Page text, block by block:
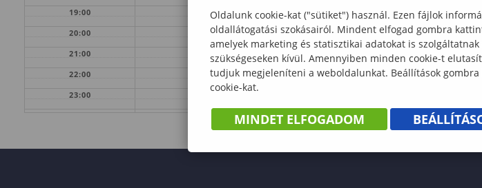
19:00
20:00
21:00
22:00
23:00
Oldalunk cookie-kat ("sütiket") használ. Ezen fájlok
oldallátogatási szokásairól. Mindent elfogad gombra
amelyek marketing és statisztikai adatokat is
szükségeseken kívül. Amennyiben minden cookie-t
tudjuk megjeleníteni a weboldalunkat. Beállítások
cookie-kat.
MINDET ELFOGADOM